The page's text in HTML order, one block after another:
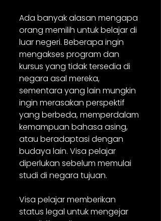
Ada banyak alasan mengapa
orang memilih untuk belajar di
luar negeri. Beberapa ingin
mengakses program dan
kursus yang tidak tersedia di
negara asal mereka,
sementara yang lain mungkin
ingin merasakan perspektif
yang berbeda, memperdalam
kemampuan bahasa asing,
atau beradaptasi dengan
budaya lain. Visa pelajar
diperlukan sebelum memulai
studi di negara tujuan.
Visa pelajar memberikan
status legal untuk mengejar